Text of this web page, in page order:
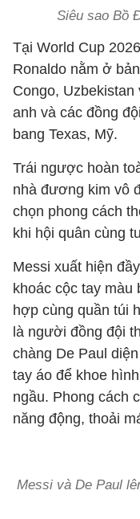
Siêu sao Bồ
Tại World Cup
Ronaldo nằm ở
Congo,
anh và các đồng
bang Texas, Mỹ.
Trái ngược hoàn
nhà đương kim vô
chọn phong cách
khi hội quân cùng
Messi xuất hiện
khoác cộc tay màu
hợp cùng quần túi
là người đồng đội
chàng De Paul
tay áo để khoe
ngầu. Phong cách
năng động, thoải
Messi và De Paul